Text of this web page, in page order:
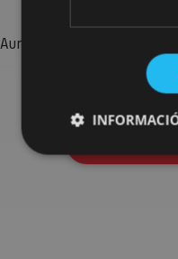
Aurkitu zure bidaia
jarduera antolatuak,